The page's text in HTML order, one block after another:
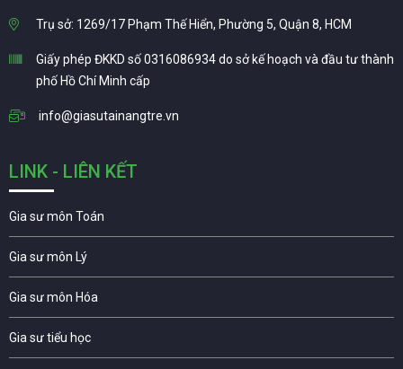
Trụ sở: 1269/17 Phạm Thế Hiển, Phường 5, Quận 8, HCM
Giấy phép ĐKKD số 0316086934 do sở kế hoạch và đầu tư thành
phố Hồ Chí Minh cấp
info@giasutainangtre.vn
LINK - LIÊN KẾT
Gia sư môn Toán
Gia sư môn Lý
Gia sư môn Hóa
Gia sư tiểu học